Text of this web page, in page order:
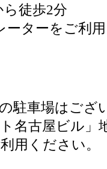
徒歩2分
ーターをご利
駐車場はござ
名古屋ビル」
用ください。